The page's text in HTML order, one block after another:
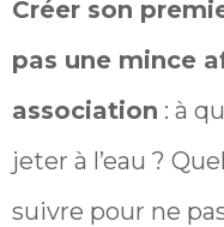
Créer son
pas une mince
association : à
jeter à l’eau ?
suivre pour ne